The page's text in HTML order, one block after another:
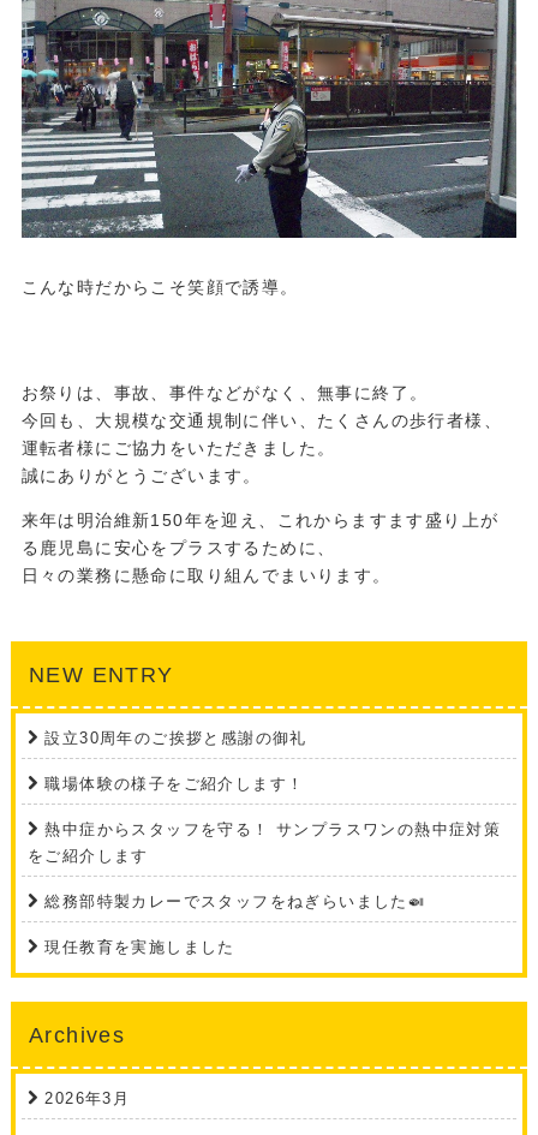
こんな時だからこそ笑顔で誘導。
お祭りは、事故、事件などがなく、無事に終了。
今回も、大規模な交通規制に伴い、たくさんの歩行者様、
運転者様にご協力をいただきました。
誠にありがとうございます。
来年は明治維新150年を迎え、これからますます盛り上が
る鹿児島に安心をプラスするために、
日々の業務に懸命に取り組んでまいります。
NEW ENTRY
設立30周年のご挨拶と感謝の御礼
職場体験の様子をご紹介します！
熱中症からスタッフを守る！ サンプラスワンの熱中症対策
をご紹介します
総務部特製カレーでスタッフをねぎらいました🍛
現任教育を実施しました
Archives
2026年3月